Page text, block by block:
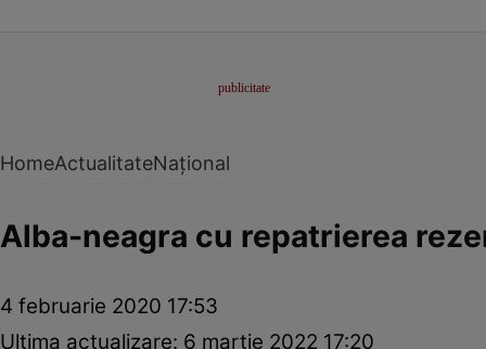
HomeActualitateNațional
Alba-neagra cu repatrierea
4 februarie 2020 17:53
Ultima actualizare: 6 martie 2022 17:20